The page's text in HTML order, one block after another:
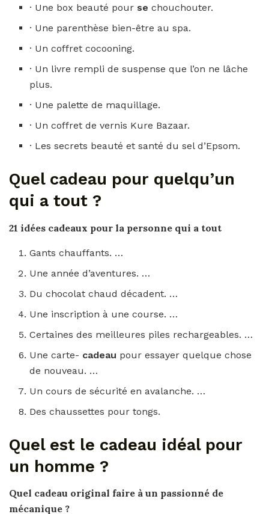
· Une box beauté pour sechouchouter.
· Une parenthèse bien-être au spa.
· Un coffret cocooning.
· Un livre rempli de suspense que l’on ne lâche
plus.
· Une palette de maquillage.
· Un coffret de vernis Kure Bazaar.
· Les secrets beauté et santé du sel d’Epsom.
Quel cadeau pour quelqu’un
qui a tout ?
21 idées cadeaux pour la personne qui a tout
Gants chauffants. …
Une année d’aventures. …
Du chocolat chaud décadent. …
Une inscription à une course. …
Certaines des meilleures piles rechargeables. …
Une carte- cadeau pour essayer quelque chose
de nouveau. …
Un cours de sécurité en avalanche. …
Des chaussettes pour tongs.
Quel est le cadeau idéal pour
un homme ?
Quel cadeau original faire à un passionné de
mécanique ?